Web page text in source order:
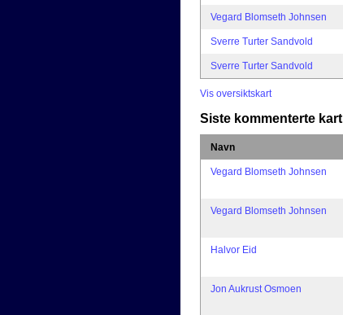
Vegard Blomseth Johnsen
Sverre Turter Sandvold
Sverre Turter Sandvold
Vis oversiktskart
Siste kommenterte kart
Navn
Vegard Blomseth Johnsen
Vegard Blomseth Johnsen
Halvor Eid
Jon Aukrust Osmoen